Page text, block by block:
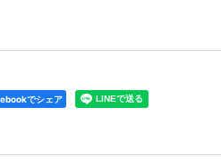
でシェア